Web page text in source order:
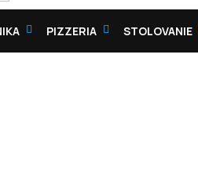
PIZZERIA STOLOVANIE